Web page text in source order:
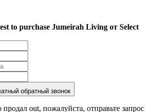
to purchase Jumeirah Living от Select
обратный звонок
out, пожалуйста, отправьте запрос